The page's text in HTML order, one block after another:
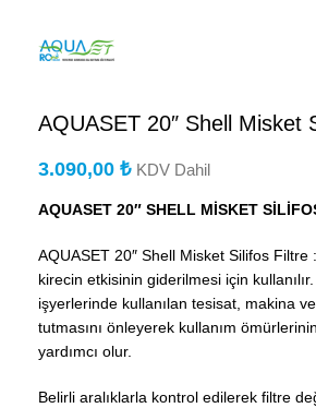
AQUASET 20″ Shell Misket
3.090,00 ₺ KDV Dahil
AQUASET 20″ SHELL MİSKET
AQUASET 20″ Shell Misket Silifos Filtre
kirecin etkisinin giderilmesi için
işyerlerinde kullanılan tesisat, makina
tutmasını önleyerek kullanım
yardımcı olur.
Belirli aralıklarla kontrol edilerek filtre